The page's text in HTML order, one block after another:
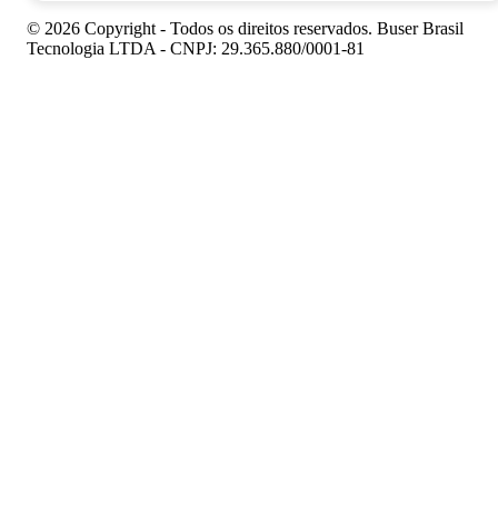
© 2026 Copyright - Todos os direitos reservados. Buser Brasil
Tecnologia LTDA - CNPJ: 29.365.880/0001-81